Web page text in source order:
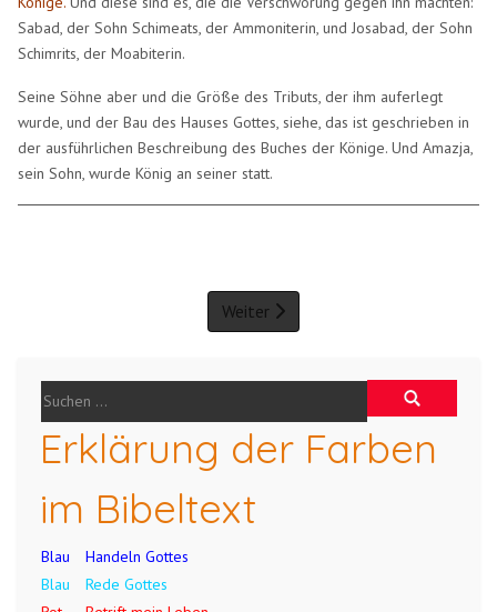
Sabad, der Sohn Schimeats, der Ammoniterin, und Josabad, der Sohn
Schimrits, der Moabiterin.
Seine Söhne aber und die Größe des Tributs, der ihm auferlegt
wurde, und der Bau des Hauses Gottes, siehe, das ist geschrieben in
der ausführlichen Beschreibung des Buches der Könige. Und Amazja,
sein Sohn, wurde König an seiner statt.
Weiter
Erklärung der Farben
im Bibeltext
Blau
Handeln Gottes
Blau
Rede Gottes